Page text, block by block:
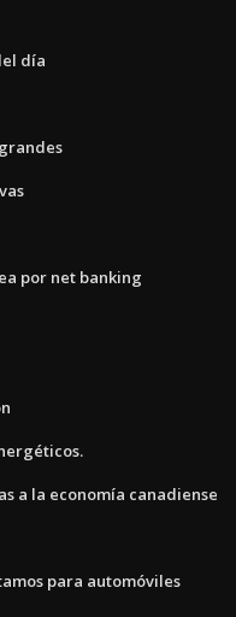
día
por net banking
a la economía canadiense
para automóviles